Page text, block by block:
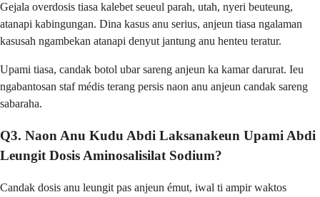
Gejala overdosis tiasa kalebet seueul parah, utah, nyeri beuteung,
atanapi kabingungan. Dina kasus anu serius, anjeun tiasa ngalaman
kasusah ngambekan atanapi denyut jantung anu henteu teratur.
Upami tiasa, candak botol ubar sareng anjeun ka kamar darurat. Ieu
ngabantosan staf médis terang persis naon anu anjeun candak sareng
sabaraha.
Q3. Naon Anu Kudu Abdi Laksanakeun Upami Abdi
Leungit Dosis Aminosalisilat Sodium?
Candak dosis anu leungit pas anjeun émut, iwal ti ampir waktos